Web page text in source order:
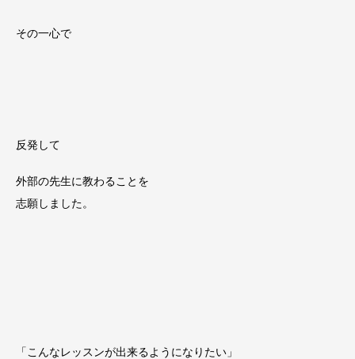
その一心で
反発して
外部の先生に教わることを
志願しました。
「こんなレッスンが出来るようになりたい」